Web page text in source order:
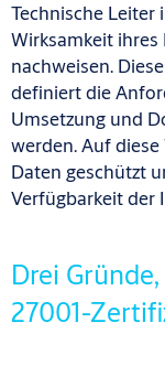
Technische
Wirksamkeit
nachweisen.
definiert die
Umsetzung und
werden. Auf
Daten geschützt
Verfügbarkeit der
Drei
27001-